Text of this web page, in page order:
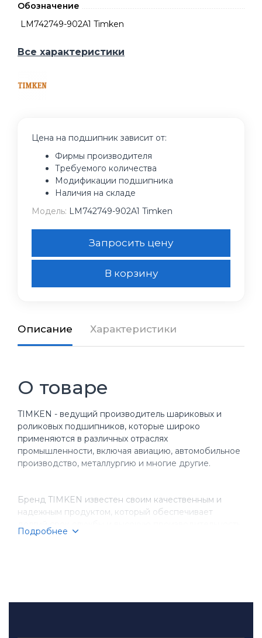
Обозначение
LM742749-902A1 Timken
Все характеристики
Цена на подшипник зависит от:
Фирмы производителя
Требуемого количества
Модификации подшипника
Наличия на складе
Модель: LM742749-902A1 Timken
Запросить цену
В корзину
Описание Характеристики
О товаре
TIMKEN - ведущий производитель шариковых и
роликовых подшипников, которые широко
применяются в различных отраслях
промышленности, включая авиацию, автомобильное
производство, металлургию и многие другие.
Бренд TIMKEN известен своим качественным и
надежным продуктом, который обеспечивает
оборудования. Компания имеет более чем
Подробнее